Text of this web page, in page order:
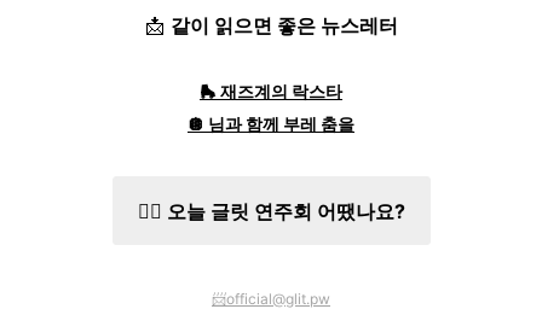
📩 같이 읽으면 좋은 뉴스레터
🛼재즈계의 락스타
🪩 님과 함께 부레 춤을
✍🏻 오늘 글릿 연주회 어땠나요?
📨official@glit.pw